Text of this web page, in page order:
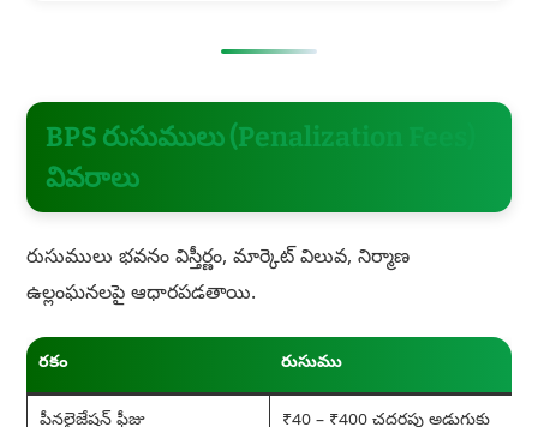
BPS రుసుములు (Penalization Fees)
వివరాలు
రుసుములు భవనం విస్తీర్ణం, మార్కెట్ విలువ, నిర్మాణ
ఉల్లంఘనలపై ఆధారపడతాయి.
రకం రుసుము
పీనలైజేషన్ ఫీజు ₹40 – ₹400 చదరపు అడుగుకు